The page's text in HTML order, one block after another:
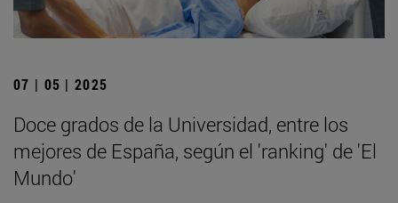
07 | 05 | 2025
Doce grados de la Universidad, entre los
mejores de España, según el 'ranking' de 'El
Mundo'